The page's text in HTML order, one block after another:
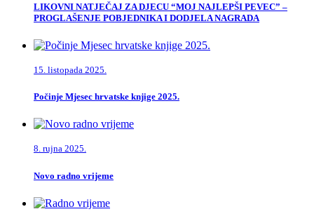
LIKOVNI NATJEČAJ ZA DJECU “MOJ NAJLEPŠI PEVEC” –
PROGLAŠENJE POBJEDNIKA I DODJELA NAGRADA
15. listopada 2025.
Počinje Mjesec hrvatske knjige 2025.
8. rujna 2025.
Novo radno vrijeme